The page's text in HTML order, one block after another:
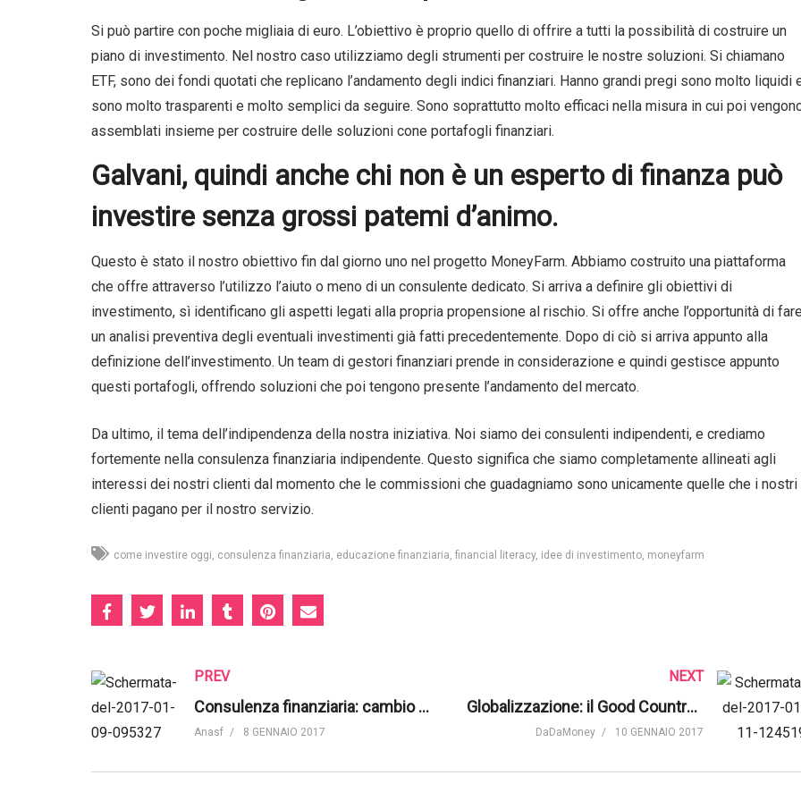
Si può partire con poche migliaia di euro. L’obiettivo è proprio quello di offrire a tutti la possibilità di costruire un
piano di investimento. Nel nostro caso utilizziamo degli strumenti per costruire le nostre soluzioni. Si chiamano
ETF, sono dei fondi quotati che replicano l’andamento degli indici finanziari. Hanno grandi pregi sono molto liquidi
sono molto trasparenti e molto semplici da seguire. Sono soprattutto molto efficaci nella misura in cui poi
assemblati insieme per costruire delle soluzioni cone portafogli finanziari.
Galvani, quindi anche chi non è un esperto di finanza può
investire senza grossi patemi d’animo.
Questo è stato il nostro obiettivo fin dal giorno uno nel progetto MoneyFarm. Abbiamo costruito una piattaforma
che offre attraverso l’utilizzo l’aiuto o meno di un consulente dedicato. Si arriva a definire gli obiettivi di
investimento, sì identificano gli aspetti legati alla propria propensione al rischio. Si offre anche l’opportunità di fare
un analisi preventiva degli eventuali investimenti già fatti precedentemente. Dopo di ciò si arriva appunto alla
definizione dell’investimento. Un team di gestori finanziari prende in considerazione e quindi gestisce appunto
questi portafogli, offrendo soluzioni che poi tengono presente l’andamento del mercato.
Da ultimo, il tema dell’indipendenza della nostra iniziativa. Noi siamo dei consulenti indipendenti, e crediamo
fortemente nella consulenza finanziaria indipendente. Questo significa che siamo completamente allineati agli
interessi dei nostri clienti dal momento che le commissioni che guadagniamo sono unicamente quelle che i nostri
clienti pagano per il nostro servizio.
come investire oggi consulenza finanziaria educazione finanziaria financial literacy idee di investimento moneyfarm
PREV
Consulenza finanziaria: cambio di paradigma? Luigi Conte, Anasf
Anasf 8 GENNAIO 2017
NEXT
Globalizzazione: il Good Country Index
DaDaMoney 10 GENNAIO 2017